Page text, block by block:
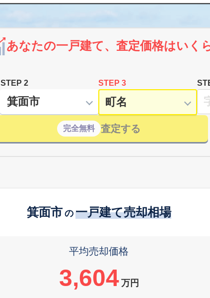
あなたの一戸建て、査定価格はいく
STEP 2 STEP 3
完全無料 査定する
箕面市 の 一戸建て売却相場
平均売却価格
3,604 万円